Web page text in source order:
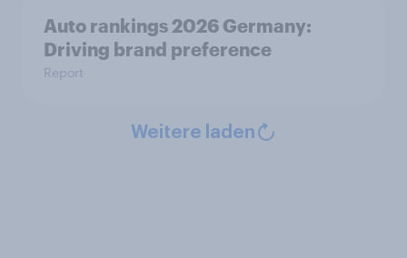
Auto rankings 2026 Germany:
Driving brand preference
Report
Weitere laden